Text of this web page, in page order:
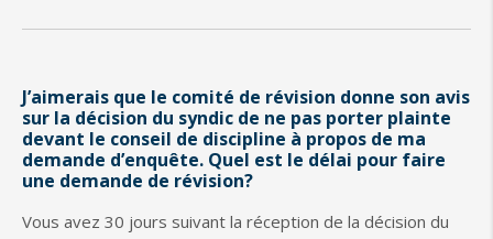
J’aimerais que le comité de révision donne son avis
sur la décision du syndic de ne pas porter plainte
devant le conseil de discipline à propos de ma
demande d’enquête. Quel est le délai pour faire
une demande de révision?
Vous avez 30 jours suivant la réception de la décision du